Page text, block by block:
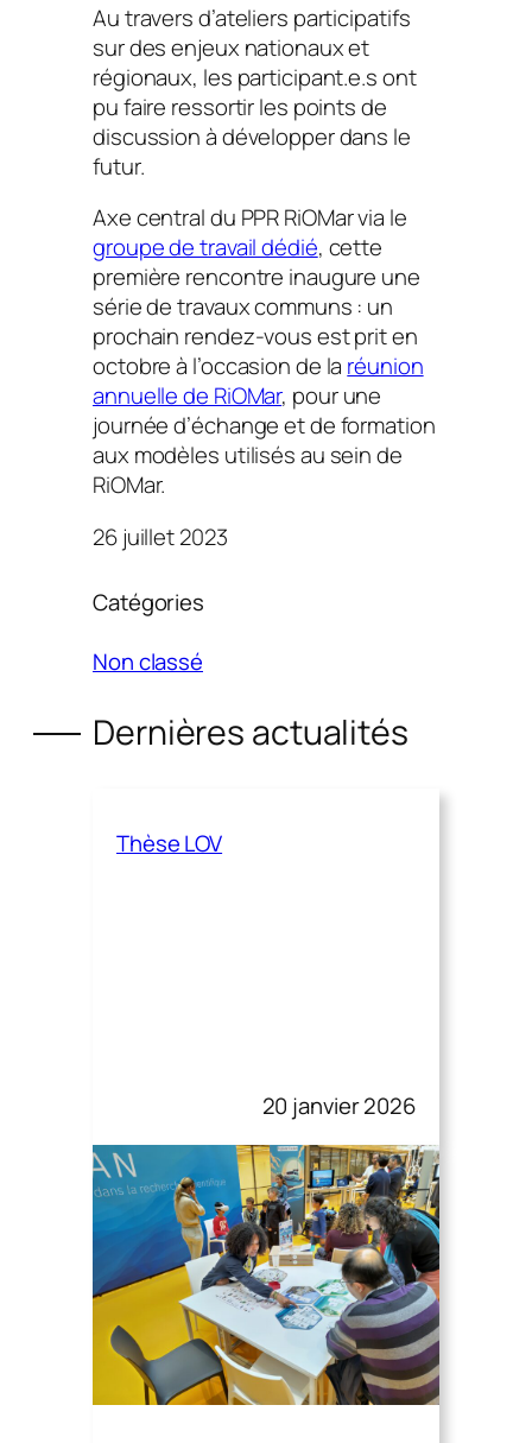
26 juillet 2023
Catégories
Non classé
Au travers d’ateliers participatifs
sur des enjeux nationaux et
régionaux, les participant.e.s ont
pu faire ressortir les points de
discussion à développer dans le
futur.
Axe central du PPR RiOMar via le
groupe de travail dédié, cette
première rencontre inaugure une
série de travaux communs : un
prochain rendez-vous est prit en
octobre à l’occasion de la réunion
annuelle de RiOMar, pour une
journée d’échange et de formation
aux modèles utilisés au sein de
RiOMar.
Dernières actualités
Thèse LOV
20 janvier 2026